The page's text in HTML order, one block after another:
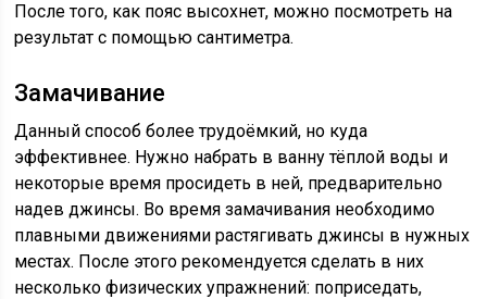
После того, как пояс высохнет, можно посмотреть на
результат с помощью сантиметра.
Замачивание
Данный способ более трудоёмкий, но куда
эффективнее. Нужно набрать в ванну тёплой воды и
некоторые время просидеть в ней, предварительно
надев джинсы. Во время замачивания необходимо
плавными движениями растягивать джинсы в нужных
местах. После этого рекомендуется сделать в них
несколько физических упражнений: поприседать,